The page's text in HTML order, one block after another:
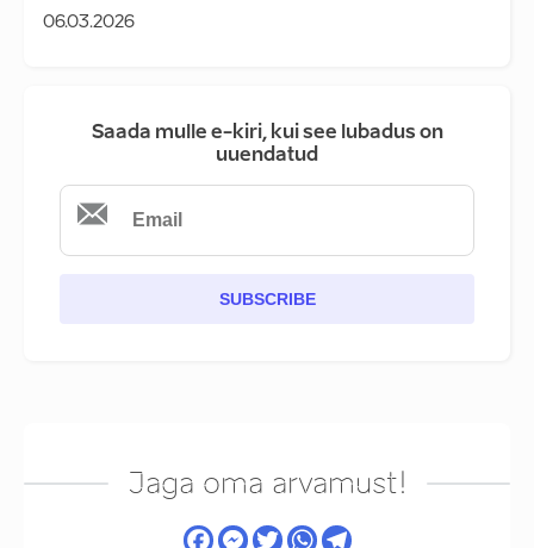
06.03.2026
Saada mulle e-kiri, kui see lubadus on
uuendatud
SUBSCRIBE
Jaga oma arvamust!